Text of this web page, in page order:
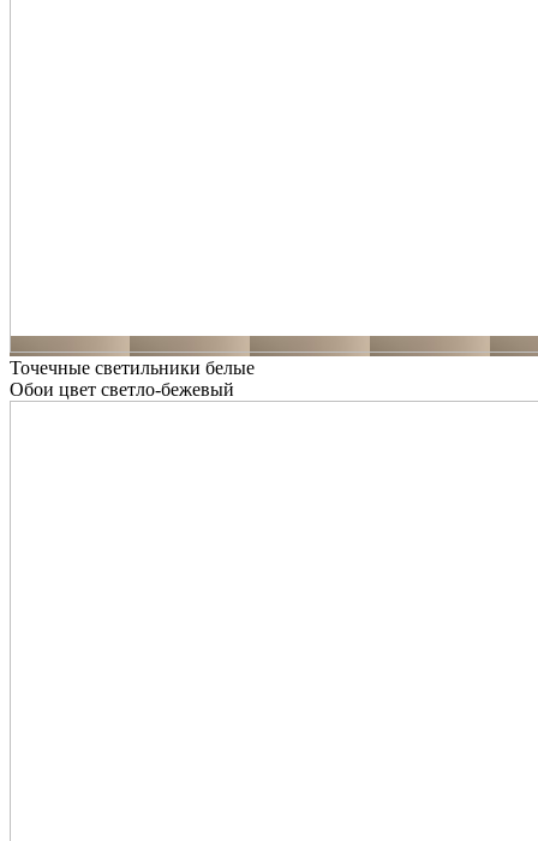
Точечные светильники белые
Обои цвет светло-бежевый